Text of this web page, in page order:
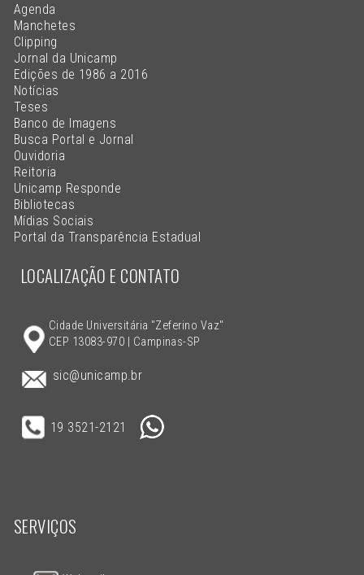
Agenda
Manchetes
Clipping
Jornal da Unicamp
Edições de 1986 a 2016
Notícias
Teses
Banco de Imagens
Busca Portal e Jornal
Ouvidoria
Reitoria
Unicamp Responde
Bibliotecas
Mídias Sociais
Portal da Transparência Estadual
LOCALIZAÇÃO E CONTATO
Cidade Universitária "Zeferino Vaz"
CEP 13083-970 | Campinas-SP
sic@unicamp.br
19 3521-2121
SERVIÇOS